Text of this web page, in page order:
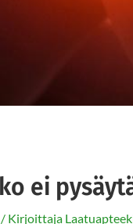
ei
Kirjoittaja